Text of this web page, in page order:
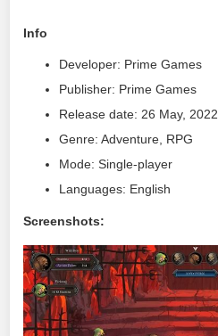
Info
Developer: Prime Games
Publisher: Prime Games
Release date: 26 May, 2022
Genre: Adventure, RPG
Mode: Single-player
Languages: English
Screenshots: